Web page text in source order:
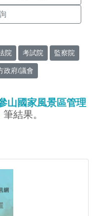
院 考試院 監察院
政府/議會
山國家風景區管理
筆結果。